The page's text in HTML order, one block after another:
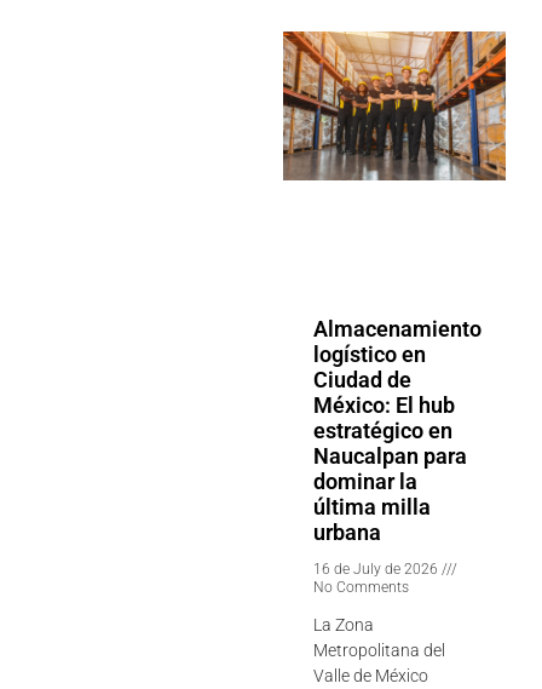
Almacenamiento
logístico en
Ciudad de
México: El hub
estratégico en
Naucalpan para
dominar la
última milla
urbana
16 de July de 2026
No Comments
La Zona
Metropolitana del
Valle de México